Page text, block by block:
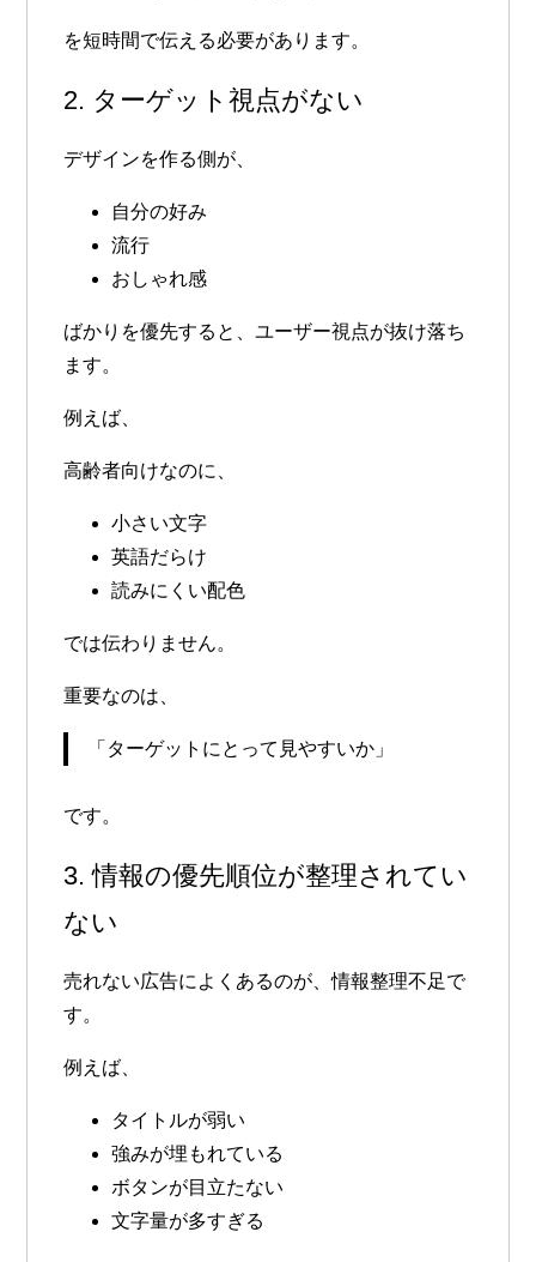
を短時間で伝える必要があります。
2. ターゲット視点がない
デザインを作る側が、
自分の好み
流行
おしゃれ感
ばかりを優先すると、ユーザー視点が抜け落ち
ます。
例えば、
高齢者向けなのに、
小さい文字
英語だらけ
読みにくい配色
では伝わりません。
重要なのは、
「ターゲットにとって見やすいか」
です。
3. 情報の優先順位が整理されてい
ない
売れない広告によくあるのが、情報整理不足で
す。
例えば、
タイトルが弱い
強みが埋もれている
ボタンが目立たない
文字量が多すぎる